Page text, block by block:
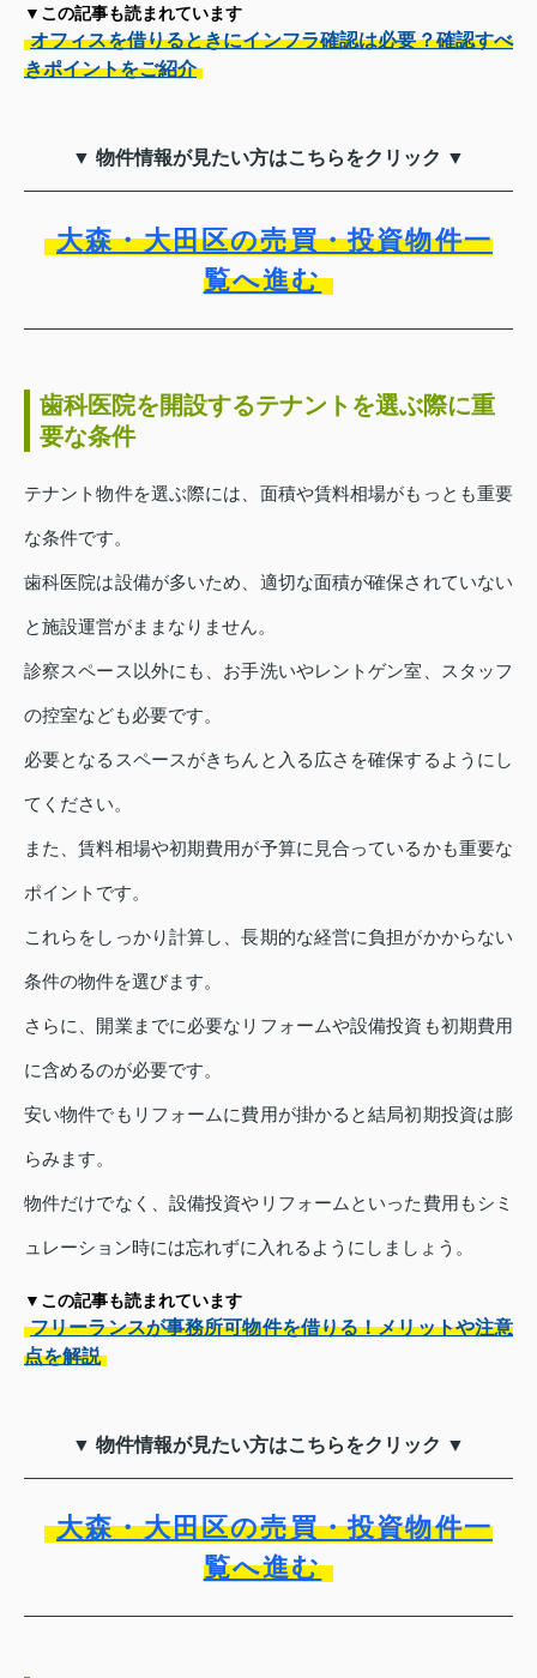
▼この記事も読まれています
オフィスを借りるときにインフラ確認は必要？確認すべ
きポイントをご紹介
▼ 物件情報が見たい方はこちらをクリック ▼
大森・大田区の売買・投資物件一
覧へ進む
歯科医院を開設するテナントを選ぶ際に重
要な条件
テナント物件を選ぶ際には、面積や賃料相場がもっとも重要
な条件です。
歯科医院は設備が多いため、適切な面積が確保されていない
と施設運営がままなりません。
診察スペース以外にも、お手洗いやレントゲン室、スタッフ
の控室なども必要です。
必要となるスペースがきちんと入る広さを確保するようにし
てください。
また、賃料相場や初期費用が予算に見合っているかも重要な
ポイントです。
これらをしっかり計算し、長期的な経営に負担がかからない
条件の物件を選びます。
さらに、開業までに必要なリフォームや設備投資も初期費用
に含めるのが必要です。
安い物件でもリフォームに費用が掛かると結局初期投資は膨
らみます。
物件だけでなく、設備投資やリフォームといった費用もシミ
ュレーション時には忘れずに入れるようにしましょう。
▼この記事も読まれています
フリーランスが事務所可物件を借りる！メリットや注意
点を解説
▼ 物件情報が見たい方はこちらをクリック ▼
大森・大田区の売買・投資物件一
覧へ進む